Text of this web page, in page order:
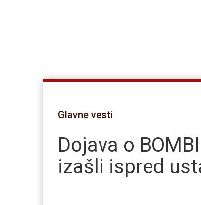
Glavne vesti
Dojava o
izašli ispred